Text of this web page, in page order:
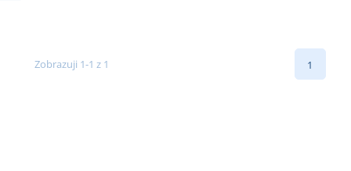
Zobrazuji 1-1 z 1 1